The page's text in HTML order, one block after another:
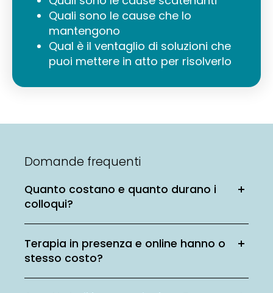
Quali sono le cause che lo
mantengono
Qual è il ventaglio di soluzioni che
puoi mettere in atto per risolverlo
Domande frequenti
Quanto costano e quanto durano i
colloqui?
Terapia in presenza e online hanno o
stesso costo?